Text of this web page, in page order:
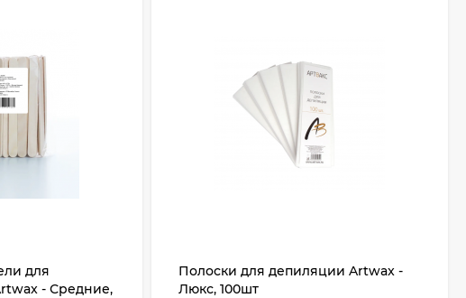
для
- Средние,
Полоски для депиляции Artwax -
Люкс, 100шт